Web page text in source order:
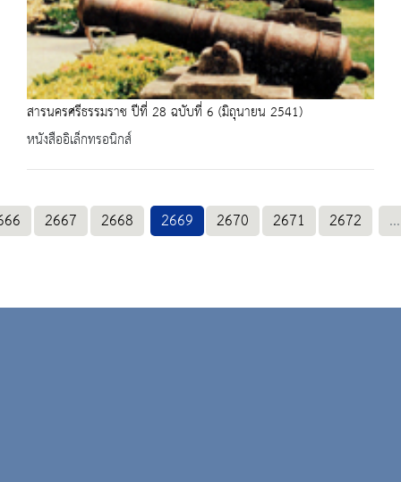
สารนครศรีธรรมราช ปีที่ 28 ฉบับที่ 6 (มิถุนายน 2541)
หนังสืออิเล็กทรอนิกส์
2667 2668 2669 2670 2671 2672 ...